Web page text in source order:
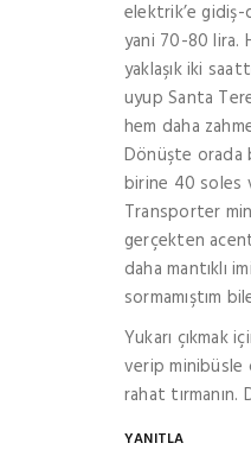
elektrik’e
yani 70-80 lira.
yaklaşık iki
uyup Santa
hem daha
Dönüşte orada
birine 40 soles
Transporter
gerçekten
daha mantıklı
sormamıştım
Yukarı çıkmak
verip minibüsle
rahat
YANITLA